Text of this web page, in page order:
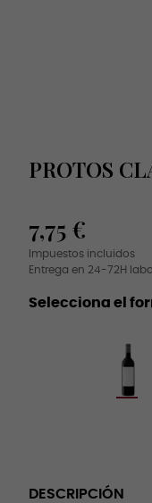
PROTOS
Selecciona el
7,75 €
Impuestos incluidos
Entrega en 24-72H
DESCRIPCIÓN